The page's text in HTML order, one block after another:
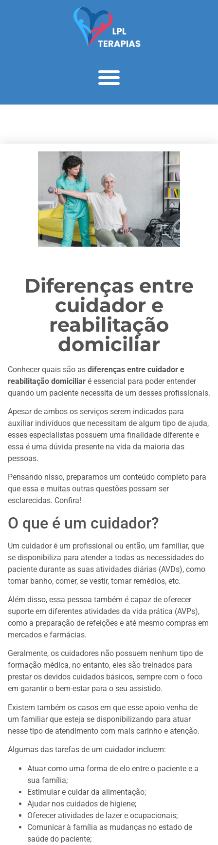
Diferenças entre
cuidador e
reabilitação
domiciliar
Conhecer quais são as diferenças entre cuidador e
reabilitação domiciliar é essencial para poder entender
quando um paciente necessita de um desses profissionais.
Apesar de ambos os serviços serem indicados para
auxiliar indivíduos que necessitam de algum tipo de ajuda,
esses especialistas possuem uma finalidade diferente e
essa é uma dúvida presente na vida da maioria das
pessoas.
Pensando nisso, preparamos um conteúdo completo para
que essa e muitas outras questões possam ser
esclarecidas. Confira!
O que é um cuidador?
Um cuidador é um profissional ou então, um familiar, que
se disponibiliza para atender a todas as necessidades do
paciente durante as suas atividades diárias (AVDs), como
tomar banho, comer, se vestir, tomar remédios, etc.
Além disso, essa pessoa também é capaz de oferecer
suporte em diferentes atividades da vida prática (AVPs),
como a preparação de refeições e até mesmo compras em
mercados e farmácias.
Geralmente, os cuidadores não possuem nenhum tipo de
formação médica, no entanto, eles são treinados para
prestar os devidos cuidados básicos, sempre com o foco
em garantir o bem-estar para o seu assistido.
Existem também os casos em que esse apoio venha de
um familiar que esteja se disponibilizando para atuar
nesse tipo de atendimento com mais carinho e atenção.
Algumas das tarefas de um cuidador incluem:
Atuar como uma forma de elo entre o paciente e a
sua família;
Estimular e cuidar da alimentação;
Ajudar nos cuidados de higiene;
Oferecer atividades de lazer e ocupacionais;
Comunicar à família as mudanças no estado de
saúde do paciente;